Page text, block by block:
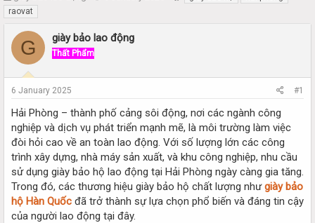
h
r
e
d
a
e
r
r
raovat
G giày bảo lao động
Thất Phẩm
6 January 2025 #1
Hải Phòng – thành phố cảng sôi động, nơi các ngành công
nghiệp và dịch vụ phát triển mạnh mẽ, là môi trường làm việc
đòi hỏi cao về an toàn lao động. Với số lượng lớn các công
trình xây dựng, nhà máy sản xuất, và khu công nghiệp, nhu cầu
sử dụng giày bảo hộ lao động tại Hải Phòng ngày càng gia tăng.
Trong đó, các thương hiệu giày bảo hộ chất lượng nhưgiày bảo
hộ Hàn Quốc đã trở thành sự lựa chọn phổ biến và đáng tin cậy
của người lao động tại đây.